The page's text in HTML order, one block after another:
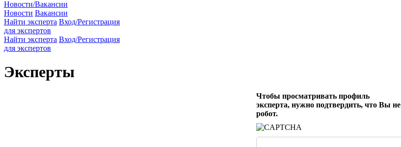
Новости/Вакансии
Новости Вакансии
Найти эксперта Вход/Регистрация
для экспертов
Найти эксперта Вход/Регистрация
для экспертов
Эксперты
Чтобы просматривать профиль
эксперта, нужно подтвердить, что Вы не
робот.